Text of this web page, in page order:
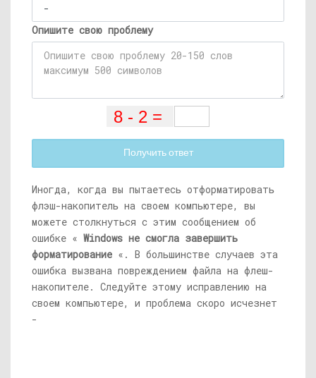
Опишите свою проблему
Получить ответ
Иногда, когда вы пытаетесь отформатировать
флэш-накопитель на своем компьютере, вы
можете столкнуться с этим сообщением об
ошибке « Windows не смогла завершить
форматирование «. В большинстве случаев эта
ошибка вызвана повреждением файла на флеш-
накопителе. Следуйте этому исправлению на
своем компьютере, и проблема скоро исчезнет
-